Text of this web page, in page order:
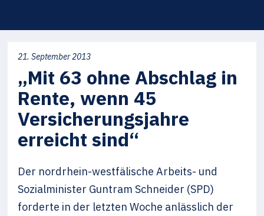
21. September 2013
„Mit 63 ohne Abschlag in
Rente, wenn 45
Versicherungsjahre
erreicht sind“
Der nordrhein-westfälische Arbeits- und
Sozialminister Guntram Schneider (SPD)
forderte in der letzten Woche anlässlich der